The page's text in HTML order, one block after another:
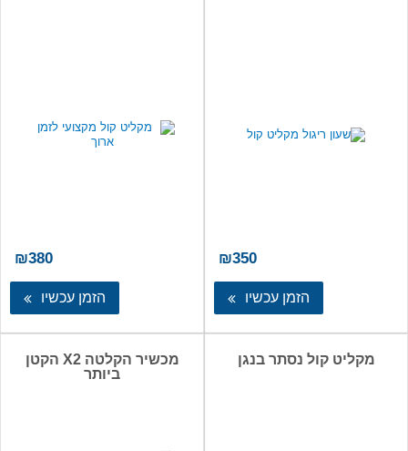
₪350
הזמן עכשיו
₪380
הזמן עכשיו
מקליט קול נסתר בנגן
מכשיר הקלטה X2 הקטן
ביותר